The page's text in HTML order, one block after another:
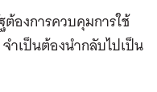
องการควบคุมการใช้
ำเป็นต้องนำกลับไปเป็น